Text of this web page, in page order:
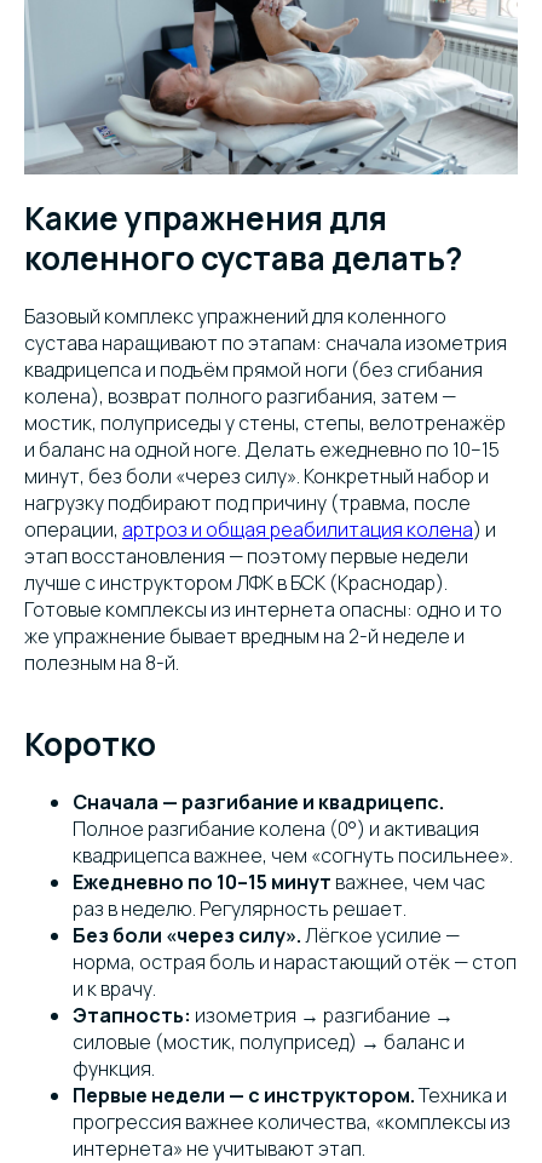
Какие упражнения для
коленного сустава делать?
Базовый комплекс упражнений для коленного
сустава наращивают по этапам: сначала изометрия
квадрицепса и подъём прямой ноги (без сгибания
колена), возврат полного разгибания, затем —
мостик, полуприседы у стены, степы, велотренажёр
и баланс на одной ноге. Делать ежедневно по 10–15
минут, без боли «через силу». Конкретный набор и
нагрузку подбирают под причину (травма, после
операции, артроз и общая реабилитация колена) и
этап восстановления — поэтому первые недели
лучше с инструктором ЛФК в БСК (Краснодар).
Готовые комплексы из интернета опасны: одно и то
же упражнение бывает вредным на 2-й неделе и
полезным на 8-й.
Коротко
Сначала — разгибание и квадрицепс.
Полное разгибание колена (0°) и активация
квадрицепса важнее, чем «согнуть посильнее».
Ежедневно по 10–15 минут важнее, чем час
раз в неделю. Регулярность решает.
Без боли «через силу».Лёгкое усилие —
норма, острая боль и нарастающий отёк — стоп
и к врачу.
Этапность: изометрия → разгибание →
силовые (мостик, полуприсед) → баланс и
функция.
Первые недели — с инструктором.Техника и
прогрессия важнее количества, «комплексы из
интернета» не учитывают этап.